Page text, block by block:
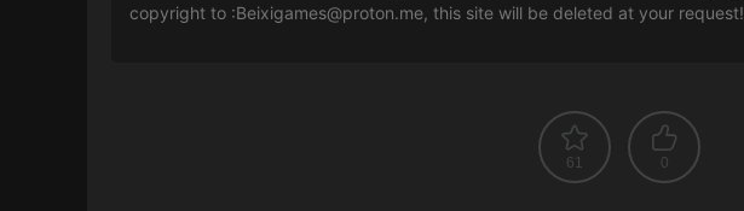
copyright to :Beixigames@proton.me, this site will be deleted at your request!
61 0